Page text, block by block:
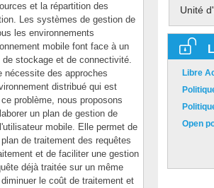
et la répartition des
Les systèmes de gestion de
les environnements
mobile font face à un
stockage et de connectivité.
nécessite des approches
distribué qui est
problème, nous proposons
un plan de gestion de
mobile. Elle permet de
de traitement des requêtes
et de faciliter une gestion
déjà traitée sur un même
le coût de traitement et
Unité
Libre
Open